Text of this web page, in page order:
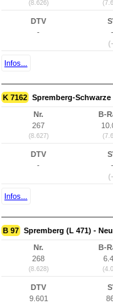
(8.626)
DTV
-
-
Infos...
K 7162 Spremberg-Schwarze
Nr.
267
(8.627)
B-
DTV
-
-
Infos...
B 97 Spremberg (L 471) -
Nr.
268
(8.628)
B-
DTV
9.601